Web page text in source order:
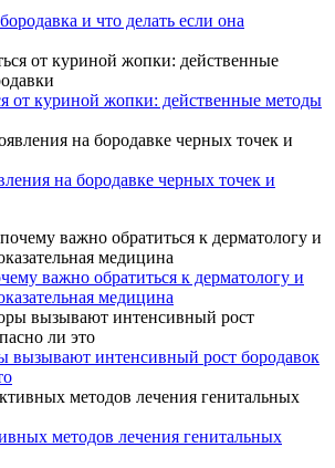
и что делать если она
от куриной жопки: действенные методы
на бородавке черных точек и
важно обратиться к дерматологу и
медицина
вызывают интенсивный рост бородавок
методов лечения генитальных